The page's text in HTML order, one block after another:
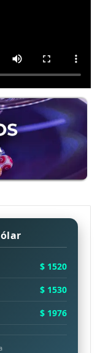
$ 1520
$ 1530
$ 1976